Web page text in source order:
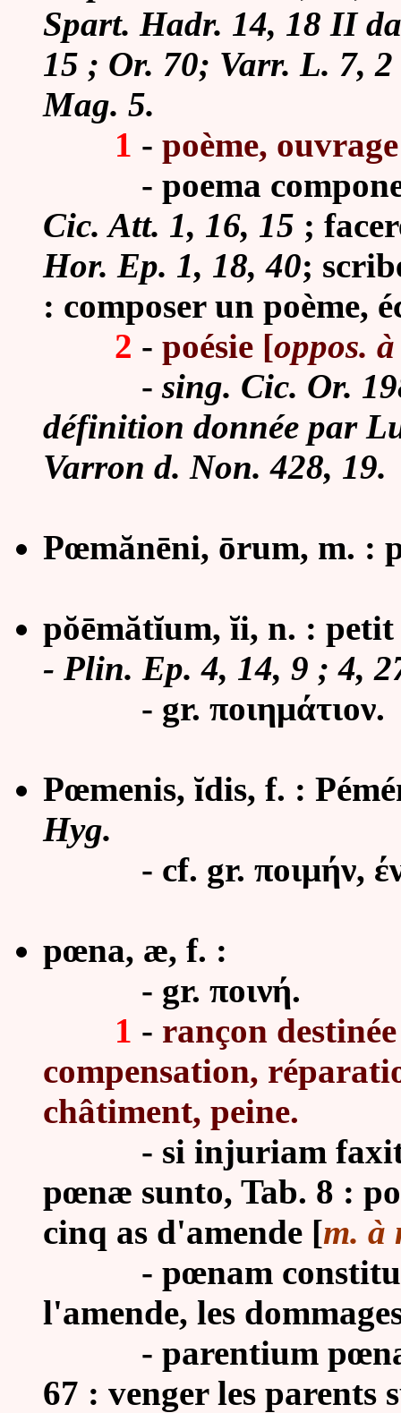
Spart. Hadr. 14, 18 II
15 ; Or. 70; Varr. L. 7,
Mag. 5.
1 - poème,
- poema
Cic. Att. 1, 16, 15 ;
Hor. Ep. 1, 18, 40;
: composer un poème,
2 - poésie [oppos.
-sing. Cic. Or.
définition donnée par
Varron d. Non. 428, 19.
Pœmănēni, ōrum, m. :
pŏēmătĭum, ĭi, n. : petit
- Plin. Ep. 4, 14, 9 ; 4,
- gr. ποιημάτιον.
Pœmenis, ĭdis, f. :
Hyg.
- cf. gr. ποιμήν,
pœna, æ, f. :
- gr. ποινή.
1 - rançon
compensation,
châtiment, peine.
- si injuriam
pœnæ sunto, Tab. 8 :
cinq as d'amende [m. à
- pœnam
l'amende, les
- parentium
67 : venger les parents